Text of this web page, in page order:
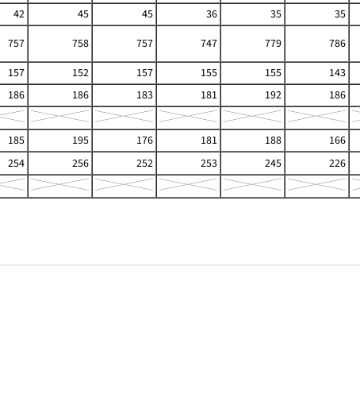
42 45 45 36 35
35
757 758 757 747 779
786
157 152 157 155 155
143
186 186 183 181 192
186
185 195 176 181 188
166
254 256 252 253 245
226